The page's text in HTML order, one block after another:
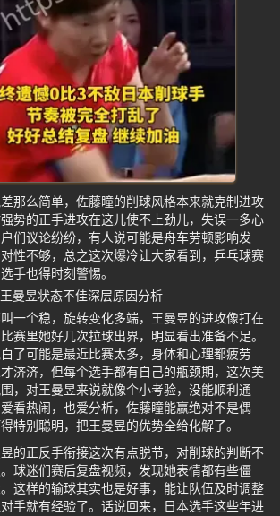
那么简单，佐藤瞳的削球风格本来就克制进攻
势的正手进攻在这儿使不上劲儿，失误一多心
们议论纷纷，有人说可能是舟车劳顿影响发
性不够，总之这次爆冷让大家看到，乒乓球赛
手也得时刻警惕。
曼昱状态不佳深层原因分析
一个稳，旋转变化多端，王曼昱的进攻像打在
赛里她好几次拉球出界，明显看出准备不足。
了可能是最近比赛太多，身体和心理都疲劳
济济，但每个选手都有自己的瓶颈期，这次美
，对王曼昱来说就像个小考验，没能顺利通
看热闹，也爱分析，佐藤瞳能赢绝对不是偶
特别聪明，把王曼昱的优势全给化解了。
的正反手衔接这次有点脱节，对削球的判断不
球迷们赛后复盘视频，发现她表情都有些僵
这样的输球其实也是好事，能让队伍及时调整
手就有经验了。话说回来，日本选手这些年进